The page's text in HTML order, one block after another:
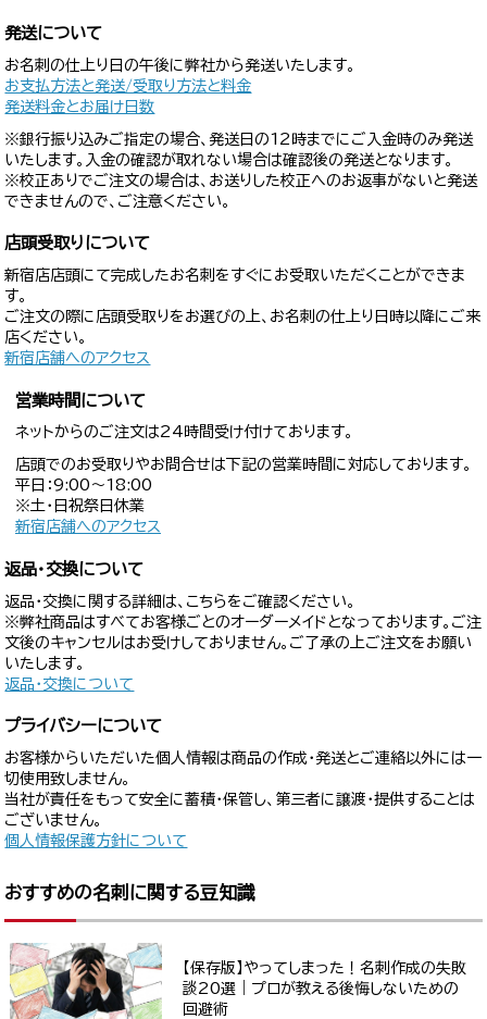
発送について
お名刺の仕上り日の午後に弊社から発送いたします。
お支払方法と発送/受取り方法と料金
発送料金とお届け日数
※銀行振り込みご指定の場合、発送日の12時までにご入金時のみ発送
いたします。入金の確認が取れない場合は確認後の発送となります。
※校正ありでご注文の場合は、お送りした校正へのお返事がないと発送
できませんので、ご注意ください。
店頭受取りについて
新宿店店頭にて完成したお名刺をすぐにお受取いただくことができま
す。
ご注文の際に店頭受取りをお選びの上、お名刺の仕上り日時以降にご来
店ください。
新宿店舗へのアクセス
営業時間について
ネットからのご注文は24時間受け付けております。
店頭でのお受取りやお問合せは下記の営業時間に対応しております。
平日：9:00〜18:00
※土・日祝祭日休業
新宿店舗へのアクセス
返品・交換について
返品・交換に関する詳細は、こちらをご確認ください。
※弊社商品はすべてお客様ごとのオーダーメイドとなっております。ご注
文後のキャンセルはお受けしておりません。ご了承の上ご注文をお願い
いたします。
返品・交換について
プライバシーについて
お客様からいただいた個人情報は商品の作成・発送とご連絡以外には一
切使用致しません。
当社が責任をもって安全に蓄積・保管し、第三者に譲渡・提供することは
ございません。
個人情報保護方針について
おすすめの名刺に関する豆知識
【保存版】やってしまった！名刺作成の失敗
談20選｜プロが教える後悔しないための
回避術